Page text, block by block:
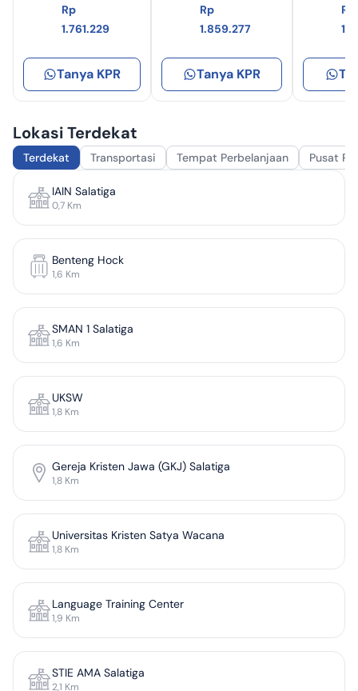
Rp
1.761.229
Tanya KPR
Rp
1.859.277
Tanya KPR
Rp
Lokasi Terdekat
Terdekat Transportasi Tempat Perbelanjaan Pusat
IAIN Salatiga
0,7 Km
Benteng Hock
1,6 Km
SMAN 1 Salatiga
1,6 Km
UKSW
1,8 Km
Gereja Kristen Jawa (GKJ) Salatiga
1,8 Km
Universitas Kristen Satya Wacana
1,8 Km
Language Training Center
1,9 Km
STIE AMA Salatiga
2,1 Km